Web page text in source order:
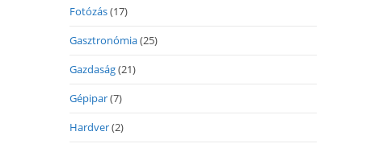
Fotózás(17)
Gasztronómia(25)
Gazdaság(21)
Gépipar(7)
Hardver(2)